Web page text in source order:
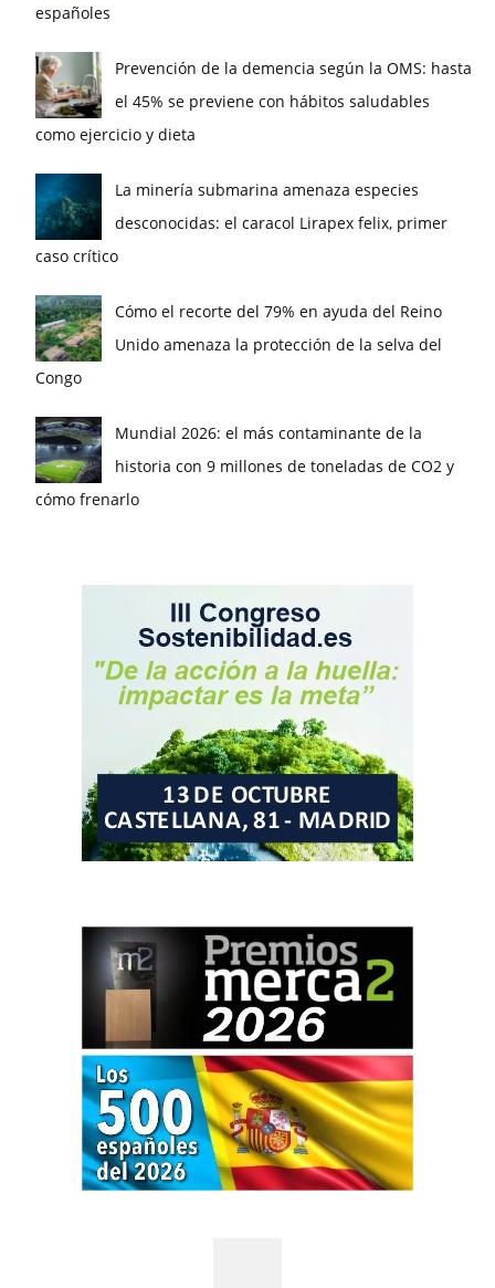
españoles
Prevención de la demencia según la OMS: hasta
el 45% se previene con hábitos saludables
como ejercicio y dieta
La minería submarina amenaza especies
desconocidas: el caracol Lirapex felix, primer
caso crítico
Cómo el recorte del 79% en ayuda del Reino
Unido amenaza la protección de la selva del
Congo
Mundial 2026: el más contaminante de la
historia con 9 millones de toneladas de CO2 y
cómo frenarlo